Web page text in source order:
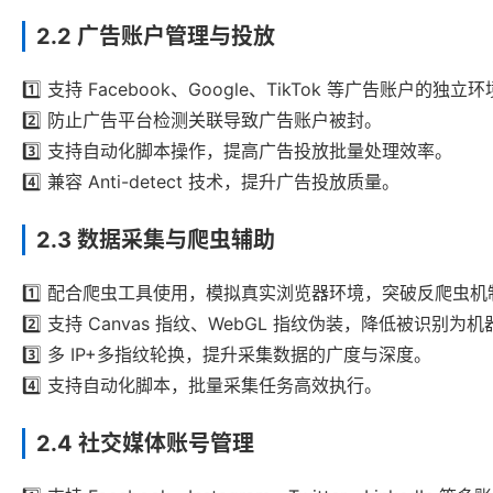
2.2 广告账户管理与投放
1️⃣ 支持 Facebook、Google、TikTok 等广告账户的独立环
2️⃣ 防止广告平台检测关联导致广告账户被封。
3️⃣ 支持自动化脚本操作，提高广告投放批量处理效率。
4️⃣ 兼容 Anti-detect 技术，提升广告投放质量。
2.3 数据采集与爬虫辅助
1️⃣ 配合爬虫工具使用，模拟真实浏览器环境，突破反爬虫机
2️⃣ 支持 Canvas 指纹、WebGL 指纹伪装，降低被识别为机
3️⃣ 多 IP+多指纹轮换，提升采集数据的广度与深度。
4️⃣ 支持自动化脚本，批量采集任务高效执行。
2.4 社交媒体账号管理